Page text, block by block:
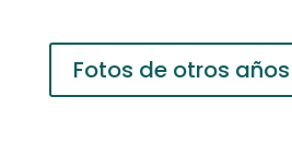
Fotos de otros años